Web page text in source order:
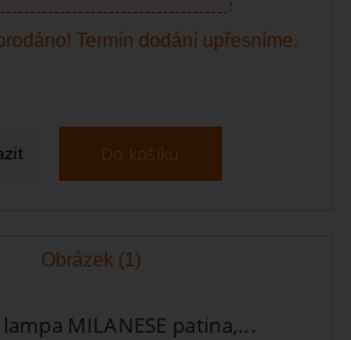
Termín dodání upřesníme.
Do košíku
MILANESE patina,...